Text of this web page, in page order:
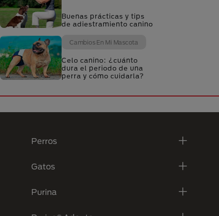
Buenas prácticas y tips
de adiestramiento canino
Cambios En Mi Mascota
Celo canino: ¿cuánto
dura el periodo de una
perra y cómo cuidarla?
Perros
Gatos
Purina